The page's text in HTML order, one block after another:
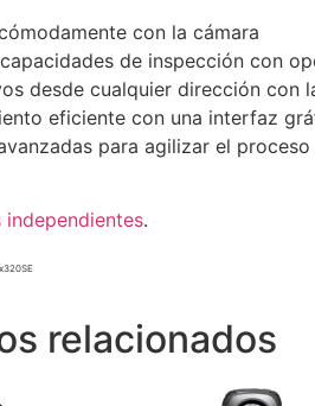
con la cámara
de inspección con
desde cualquier dirección con
eficiente con una interfaz
para agilizar el
independientes.
relacionados